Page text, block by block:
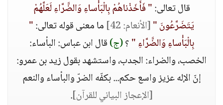
قال تعالى:" فَأَخَذْناهُمْ بِالْبَأْساءِ وَالضَّرَّاءِ لَعَلَّهُمْ
يَتَضَرَّعُونَ "[الأنعام: 42] ما معنى قوله تعالى:"
بِالْبَأْساءِ وَالضَّرَّاءِ "؟(ج)قال ابن عباس: البأساء:
الخصب، والضراء: الجدب، واستشهد بقول زيد بن عمرو:
إنّ الإله عزيز واسع حكم... بكفّه الضرّ والبأساء والنعم
[الإعجاز البياني للقرآن].